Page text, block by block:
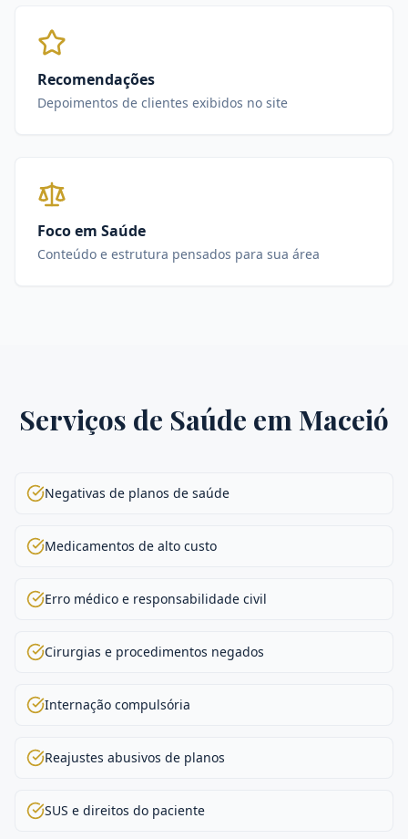
Recomendações
Depoimentos de clientes exibidos no site
Foco em Saúde
Conteúdo e estrutura pensados para sua área
Serviços de Saúde emMaceió
Negativas de planos de saúde
Medicamentos de alto custo
Erro médico e responsabilidade civil
Cirurgias e procedimentos negados
Internação compulsória
Reajustes abusivos de planos
SUS e direitos do paciente